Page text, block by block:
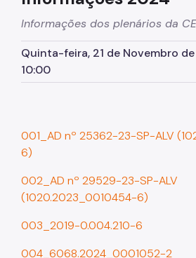
Planos Regionais
Demais Leis e Decretos
Urbanismo
Transferência do Direito de
Mapas e Dados Urbanos
Informações dos plenários da
Quinta-feira, 21 de Novembro
10:00
001_AD nº 25362-23-SP-ALV
6)
002_AD nº 29529-23-SP-ALV
(1020.2023_0010454-6)
003_2019-0.004.210-6
004_6068.2024_0001052-2